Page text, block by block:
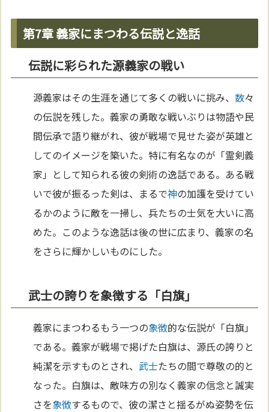
第7章 義家にまつわる伝説と逸話
伝説に彩られた源義家の戦い
源義家はその生涯を通じて多くの戦いに挑み、数々
の伝説を残した。義家の勇敢な戦いぶりは物語や民
間伝承で語り継がれ、彼が戦場で見せた姿が英雄と
してのイメージを築いた。特に有名なのが「霊剣義
家」として知られる彼の剣術の逸話である。ある戦
いで彼が振るった剣は、まるで神の加護を受けてい
るかのように敵を一掃し、兵たちの士気を大いに高
めた。このような逸話は後の世に広まり、義家の名
をさらに輝かしいものにした。
武士の誇りを象徴する「白旗」
義家にまつわるもう一つの象徴的な伝説が「白旗」
である。義家が戦場で掲げた白旗は、源氏の誇りと
純潔を示すものとされ、 武士たちの間で尊敬の的と
なった。白旗は、敵味方の別なく義家の信念と誠実
さを象徴するもので、彼の潔さと揺るがぬ姿勢を伝